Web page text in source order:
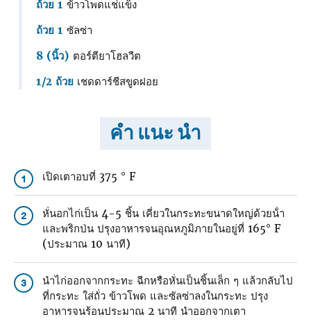
ถ้วย 1 ข้าวโพดแช่แข็ง
ถ้วย 1 ซัลซ่า
8 (นิ้ว) ตอร์ตียาโฮลวีต
1/2 ถ้วย เชดดาร์ชีสขูดฝอย
คำ แนะ นำ
1 เปิดเตาอบที่ 375 ° F
2
หั่นอกไก่เป็น 4-5 ชิ้น เคี่ยวในกระทะขนาดใหญ่ด้วยน้ํา
และพริกป่น ปรุงอาหารจนอุณหภูมิภายในอยู่ที่ 165° F
(ประมาณ 10 นาที)
3
นําไก่ออกจากกระทะ ฉีกหรือหั่นเป็นชิ้นเล็ก ๆ แล้วกลับไป
ที่กระทะ ใส่ถั่ว ข้าวโพด และซัลซ่าลงในกระทะ ปรุง
อาหารจนร้อนประมาณ 2 นาที นําออกจากเตา